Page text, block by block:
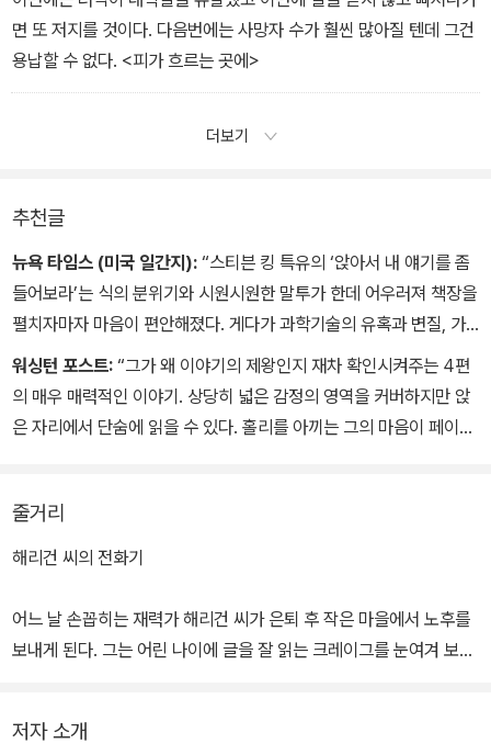
면 또 저지를 것이다. 다음번에는 사망자 수가 훨씬 많아질 텐데 그건
용납할 수 없다. <피가 흐르는 곳에>
더보기
추천글
뉴욕 타임스 (미국 일간지): “스티븐 킹 특유의 ‘앉아서 내 얘기를 좀
들어보라’는 식의 분위기와 시원시원한 말투가 한데 어우러져 책장을
펼치자마자 마음이 편안해졌다. 게다가 과학기술의 유혹과 변질, 가
장 평범한 일상 속의 아름다움과 타락의 정점, 인간은 절대 백 퍼센트
이해할 수 있는 우주의 섭리 등 요즘 나의 관심사와 맞물린 주제들로
채워져 있었다.”
워싱턴 포스트: “그가 왜 이야기의 제왕인지 재차 확인시켜주는 4편
의 매우 매력적인 이야기. 상당히 넓은 감정의 영역을 커버하지만 앉
은 자리에서 단숨에 읽을 수 있다. 홀리를 아끼는 그의 마음이 페이지
줄거리
해리건 씨의 전화기
어느 날 손꼽히는 재력가 해리건 씨가 은퇴 후 작은 마을에서 노후를
보내게 된다. 그는 어린 나이에 글을 잘 읽는 크레이그를 눈여겨 보곤,
리건 씨가 매번 선물로 보내던 복권이 당첨되며, 크레이그는 당첨금
저자 소개